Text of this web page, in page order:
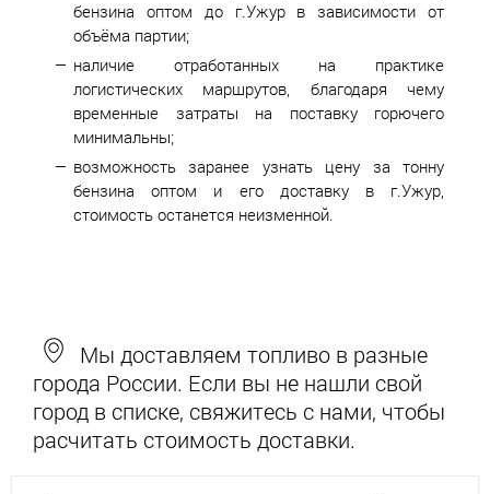
бензина оптом до г.Ужур в зависимости от
объёма партии;
наличие отработанных на практике
логистических маршрутов, благодаря чему
временные затраты на поставку горючего
минимальны;
возможность заранее узнать цену за тонну
бензина оптом и его доставку в г.Ужур,
стоимость останется неизменной.
Мы доставляем топливо в разные
города России. Если вы не нашли свой
город в списке, свяжитесь с нами, чтобы
расчитать стоимость доставки.